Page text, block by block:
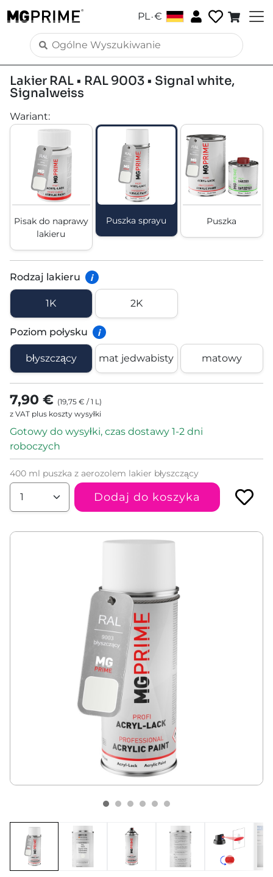
PL.€
Lakier RAL • RAL 9003 • Signal white,
Signalweiss
Wariant:
Pisak do naprawy
lakieru
Puszka sprayu Puszka
Rodzaj lakieru i
1K 2K
Poziom połysku i
błyszczący mat jedwabisty matowy
7,90 € (19,75 € /1 L )
z VAT plus koszty wysyłki
Gotowy do wysyłki, czas dostawy 1-2 dni
roboczych
400 ml puszka z aerozolem lakier błyszczący
Dodaj do koszyka